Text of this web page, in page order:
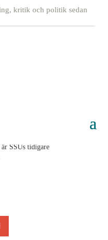
kritik och politik sedan
en politiskt analys av julen,
är SSUs tidigare